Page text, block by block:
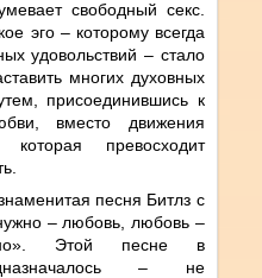
свободный секс.
эго – которому всегда
удовольствий – стало
многих духовных
присоединившись к
вместо движения
превосходит
песня Битлз с
– любовь, любовь –
Этой песне в
– не